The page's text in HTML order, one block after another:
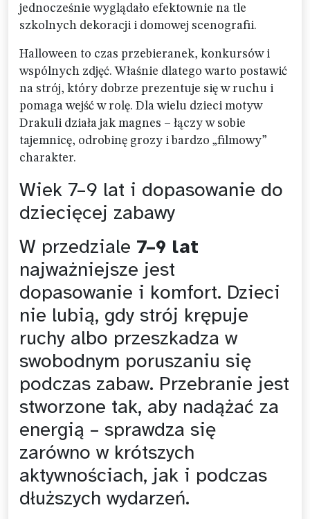
jednocześnie wyglądało efektownie na tle
szkolnych dekoracji i domowej scenografii.
Halloween to czas przebieranek, konkursów i
wspólnych zdjęć. Właśnie dlatego warto postawić
na strój, który dobrze prezentuje się w ruchu i
pomaga wejść w rolę. Dla wielu dzieci motyw
Drakuli działa jak magnes – łączy w sobie
tajemnicę, odrobinę grozy i bardzo „filmowy”
charakter.
Wiek 7–9 lat i dopasowanie do
dziecięcej zabawy
W przedziale 7–9 lat
najważniejsze jest
dopasowanie i komfort. Dzieci
nie lubią, gdy strój krępuje
ruchy albo przeszkadza w
swobodnym poruszaniu się
podczas zabaw. Przebranie jest
stworzone tak, aby nadążać za
energią – sprawdza się
zarówno w krótszych
aktywnościach, jak i podczas
dłuższych wydarzeń.